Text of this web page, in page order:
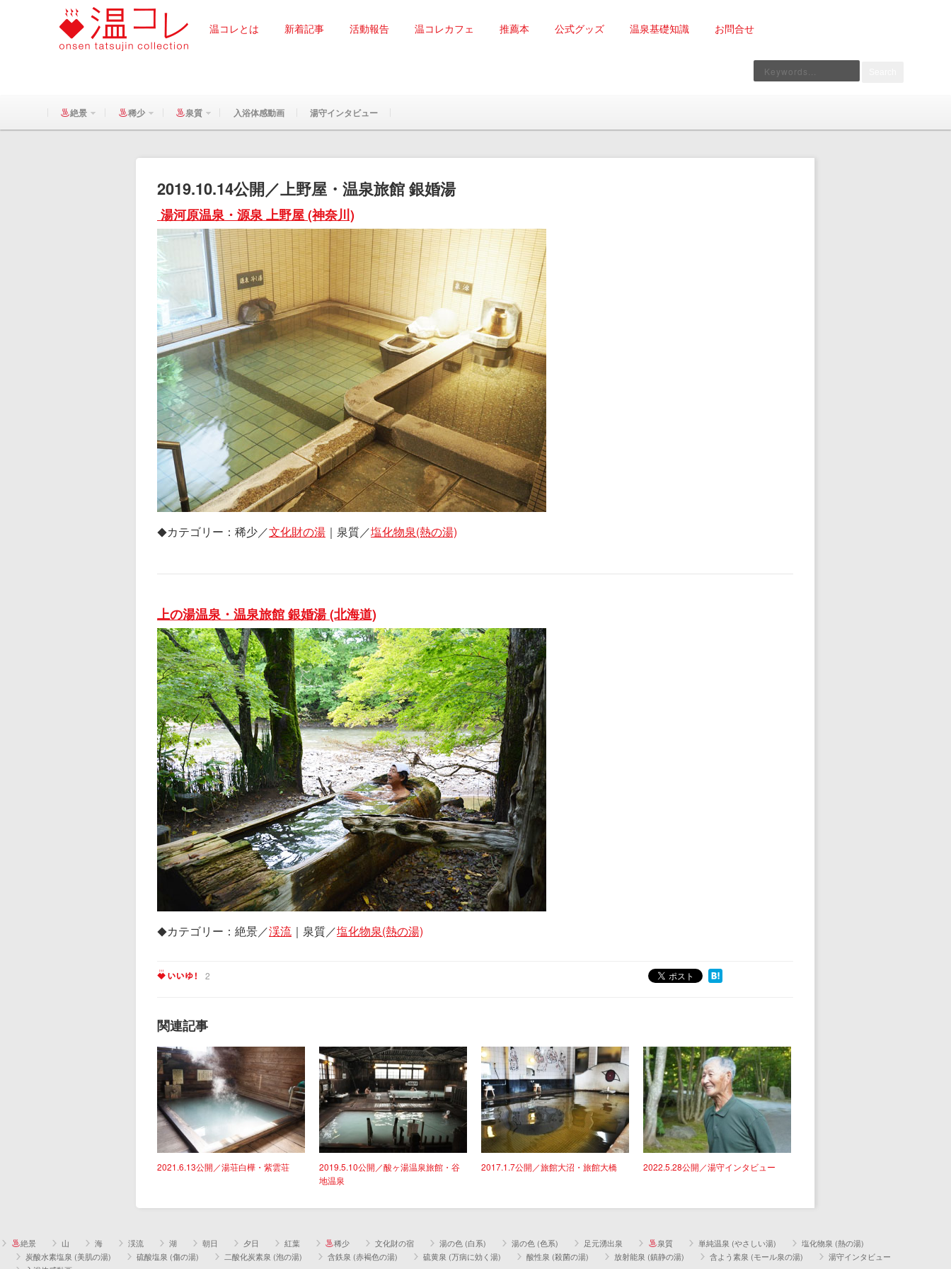
温コレとは 新着記事 活動報告 温コレカフェ 推薦本 公式グッズ 温泉基礎知識 お問合せ
絶景 稀少 泉質 入浴体感動画 湯守インタビュー
2019.10.14公開／上野屋・温泉旅館 銀婚湯
湯河原温泉・源泉 上野屋 (神奈川)
◆カテゴリー：稀少／文化財の湯 ｜泉質／塩化物泉(熱の湯)
上の湯温泉・温泉旅館 銀婚湯 (北海道)
◆カテゴリー：絶景／渓流 ｜泉質／塩化物泉(熱の湯)
2
関連記事
2021.6.13公開／湯荘白樺・紫雲荘
2019.5.10公開／酸ヶ湯温泉旅館・谷
地温泉
2017.1.7公開／旅館大沼・旅館大橋 2022.5.28公開／湯守インタビュー
絶景 山 海 渓流 湖 朝日 夕日 紅葉 稀少 文化財の宿 湯の色 (白系) 湯の色 (色系) 足元湧出泉 泉質 単純温泉 (やさしい湯)
塩化物泉 (熱の湯)
炭酸水素塩泉 (美肌の湯)
硫酸塩泉 (傷の湯) 二酸化炭素泉 (泡の湯) 含鉄泉 (赤褐色の湯) 硫黄泉 (万病に効く湯) 酸性泉 (殺菌の湯) 放射能泉 (鎮静の湯) 含よう素泉 (モール泉の湯)
湯守インタビュー